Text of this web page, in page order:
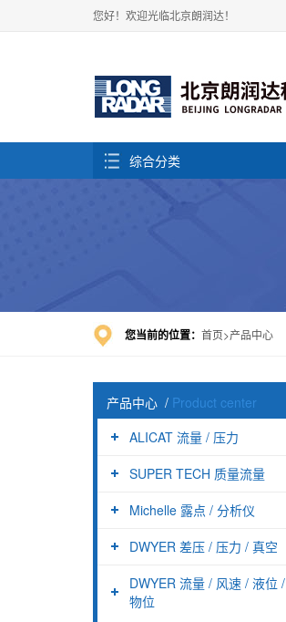
您好！欢迎光临北京朗润达！
综合分类
您当前的位置： 首页 产品中心
产品中心 / Product center
ALICAT 流量 / 压力
SUPER TECH 质量流量
Michelle 露点 / 分析仪
DWYER 差压 / 压力 / 真空
DWYER 流量 / 风速 / 液位 /
物位